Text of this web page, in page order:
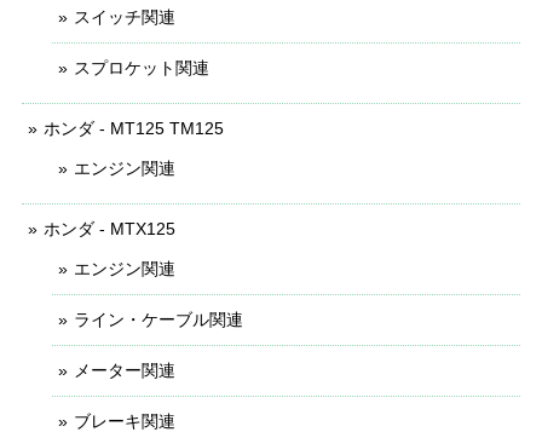
スイッチ関連
スプロケット関連
ホンダ - MT125 TM125
エンジン関連
ホンダ - MTX125
エンジン関連
ライン・ケーブル関連
メーター関連
ブレーキ関連